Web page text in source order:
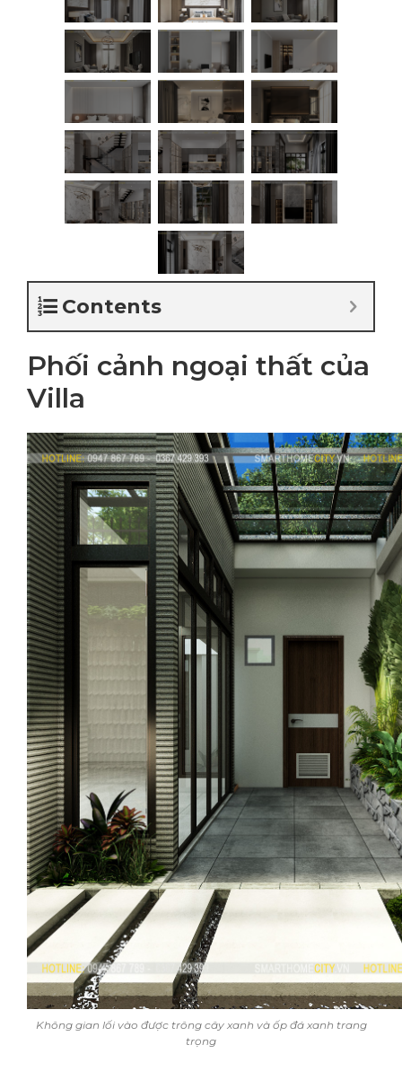
Contents
Phối cảnh ngoại thất của
Villa
Không gian lối vào được trông cây xanh và ốp đá xanh trang
trọng